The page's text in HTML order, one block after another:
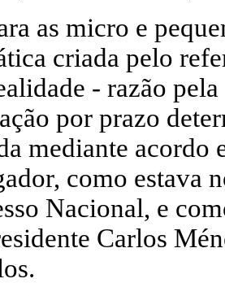
as micro e
criada pelo
- razão
por prazo
mediante acordo
como estava
Nacional, e
Carlos